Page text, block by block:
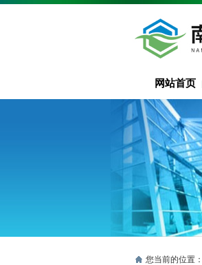
网站首页
您当前的位置